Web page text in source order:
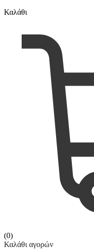
Καλάθι
(0)
Καλάθι αγορών